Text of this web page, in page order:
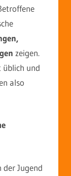
zeigen.
üblich und
also
der Jugend